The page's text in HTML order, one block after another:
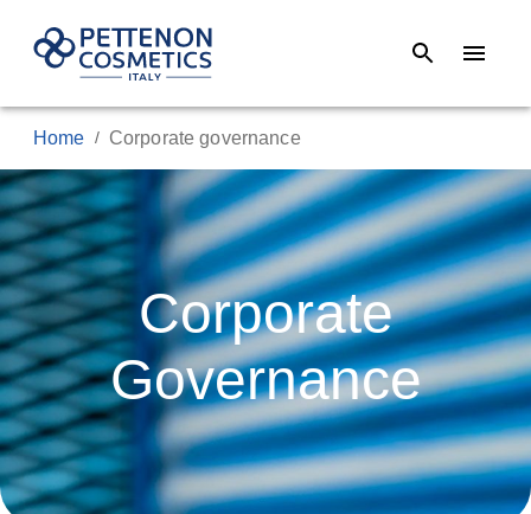
Home / Corporate governance
Corporate
Governance